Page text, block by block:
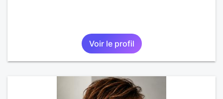
Voir le profil